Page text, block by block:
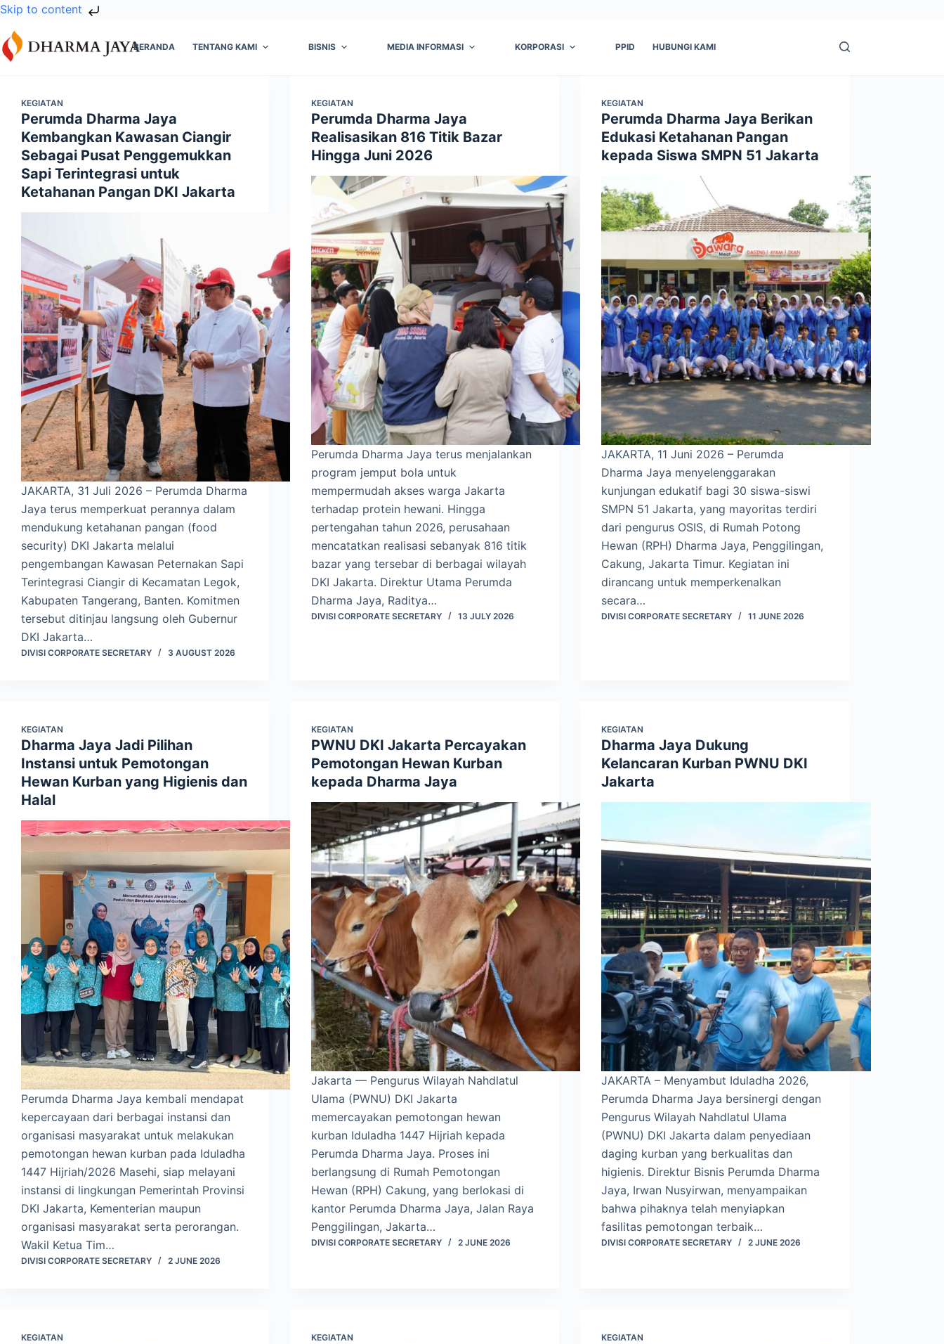
Skip to content
Skip
to
content
BERANDA TENTANG KAMI BISNIS MEDIA INFORMASI KORPORASI PPID HUBUNGI KAMI
KEGIATAN
Perumda Dharma Jaya
Kembangkan Kawasan Ciangir
Sebagai Pusat Penggemukkan
Sapi Terintegrasi untuk
Ketahanan Pangan DKI Jakarta
JAKARTA, 31 Juli 2026 – Perumda Dharma
Jaya terus memperkuat perannya dalam
mendukung ketahanan pangan (food
security) DKI Jakarta melalui
pengembangan Kawasan Peternakan Sapi
Terintegrasi Ciangir di Kecamatan Legok,
Kabupaten Tangerang, Banten. Komitmen
tersebut ditinjau langsung oleh Gubernur
DKI Jakarta…
DIVISI CORPORATE SECRETARY 3 AUGUST 2026
KEGIATAN
Perumda Dharma Jaya
Realisasikan 816 Titik Bazar
Hingga Juni 2026
Perumda Dharma Jaya terus menjalankan
program jemput bola untuk
mempermudah akses warga Jakarta
terhadap protein hewani. Hingga
pertengahan tahun 2026, perusahaan
mencatatkan realisasi sebanyak 816 titik
bazar yang tersebar di berbagai wilayah
DKI Jakarta. Direktur Utama Perumda
Dharma Jaya, Raditya…
DIVISI CORPORATE SECRETARY 13 JULY 2026
KEGIATAN
Perumda Dharma Jaya Berikan
Edukasi Ketahanan Pangan
kepada Siswa SMPN 51 Jakarta
JAKARTA, 11 Juni 2026 – Perumda
Dharma Jaya menyelenggarakan
kunjungan edukatif bagi 30 siswa-siswi
SMPN 51 Jakarta, yang mayoritas terdiri
dari pengurus OSIS, di Rumah Potong
Hewan (RPH) Dharma Jaya, Penggilingan,
Cakung, Jakarta Timur. Kegiatan ini
dirancang untuk memperkenalkan
secara…
DIVISI CORPORATE SECRETARY 11 JUNE 2026
KEGIATAN
Dharma Jaya Jadi Pilihan
Instansi untuk Pemotongan
Hewan Kurban yang Higienis dan
Halal
Perumda Dharma Jaya kembali mendapat
kepercayaan dari berbagai instansi dan
organisasi masyarakat untuk melakukan
pemotongan hewan kurban pada Iduladha
1447 Hijriah/2026 Masehi, siap melayani
instansi di lingkungan Pemerintah Provinsi
DKI Jakarta, Kementerian maupun
organisasi masyarakat serta perorangan.
Wakil Ketua Tim…
DIVISI CORPORATE SECRETARY 2 JUNE 2026
KEGIATAN
PWNU DKI Jakarta Percayakan
Pemotongan Hewan Kurban
kepada Dharma Jaya
Jakarta — Pengurus Wilayah Nahdlatul
Ulama (PWNU) DKI Jakarta
memercayakan pemotongan hewan
kurban Iduladha 1447 Hijriah kepada
Perumda Dharma Jaya. Proses ini
berlangsung di Rumah Pemotongan
Hewan (RPH) Cakung, yang berlokasi di
kantor Perumda Dharma Jaya, Jalan Raya
Penggilingan, Jakarta…
DIVISI CORPORATE SECRETARY 2 JUNE 2026
KEGIATAN
Dharma Jaya Dukung
Kelancaran Kurban PWNU DKI
Jakarta
JAKARTA – Menyambut Iduladha 2026,
Perumda Dharma Jaya bersinergi dengan
Pengurus Wilayah Nahdlatul Ulama
(PWNU) DKI Jakarta dalam penyediaan
daging kurban yang berkualitas dan
higienis. Direktur Bisnis Perumda Dharma
Jaya, Irwan Nusyirwan, menyampaikan
bahwa pihaknya telah menyiapkan
fasilitas pemotongan terbaik…
DIVISI CORPORATE SECRETARY 2 JUNE 2026
KEGIATAN KEGIATAN KEGIATAN